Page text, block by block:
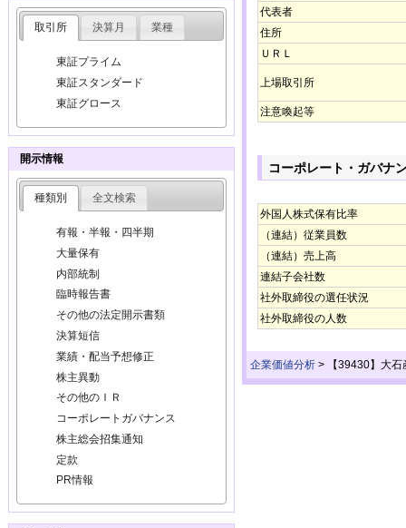
代表者
住所
ＵＲＬ
上場取引所
注意喚起等
コーポレート・ガバナ
外国人株式保有比率
（連結）従業員数
（連結）売上高
連結子会社数
社外取締役の選任状況
社外取締役の人数
企業価値分析 > 【39430】大
取引所 決算月 業種
東証プライム
東証スタンダード
東証グロース
開示情報
種類別 全文検索
有報・半報・四半期
大量保有
内部統制
臨時報告書
その他の法定開示書類
決算短信
業績・配当予想修正
株主異動
その他のＩＲ
コーポレートガバナンス
株主総会招集通知
定款
PR情報